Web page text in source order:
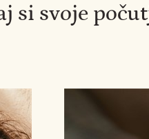
si svoje